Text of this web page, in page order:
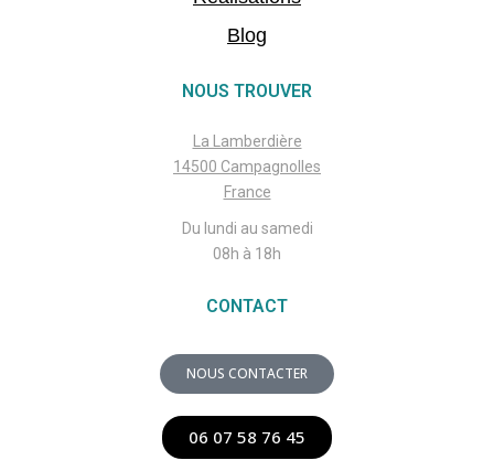
Blog
NOUS TROUVER
La Lamberdière
14500 Campagnolles
France
Du lundi au samedi
08h à 18h
CONTACT
NOUS CONTACTER
06 07 58 76 45